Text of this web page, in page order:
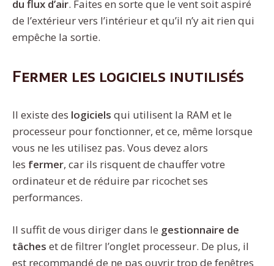
du flux d’air. Faites en sorte que le vent soit aspiré
de l’extérieur vers l’intérieur et qu’il n’y ait rien qui
empêche la sortie.
Fermer les logiciels inutilisés
Il existe des logiciels qui utilisent la RAM et le
processeur pour fonctionner, et ce, même lorsque
vous ne les utilisez pas. Vous devez alors
les fermer, car ils risquent de chauffer votre
ordinateur et de réduire par ricochet ses
performances.
Il suffit de vous diriger dans le gestionnaire de
tâches et de filtrer l’onglet processeur. De plus, il
est recommandé de ne pas ouvrir trop de fenêtres